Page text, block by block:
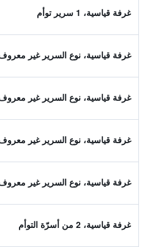
غرفة قياسية، 1 سرير توأم
غرفة قياسية، نوع السرير غير
غرفة قياسية، نوع السرير غير
غرفة قياسية، نوع السرير غير
غرفة قياسية، نوع السرير غير
غرفة قياسية، 2 من أسرّة التوأم